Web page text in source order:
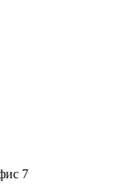
7